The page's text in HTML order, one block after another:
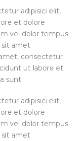
adipisici elit,
et dolore
vel dolor tempus
sit amet
consectetur
ut labore et
sunt.
adipisici elit,
et dolore
vel dolor tempus
sit amet